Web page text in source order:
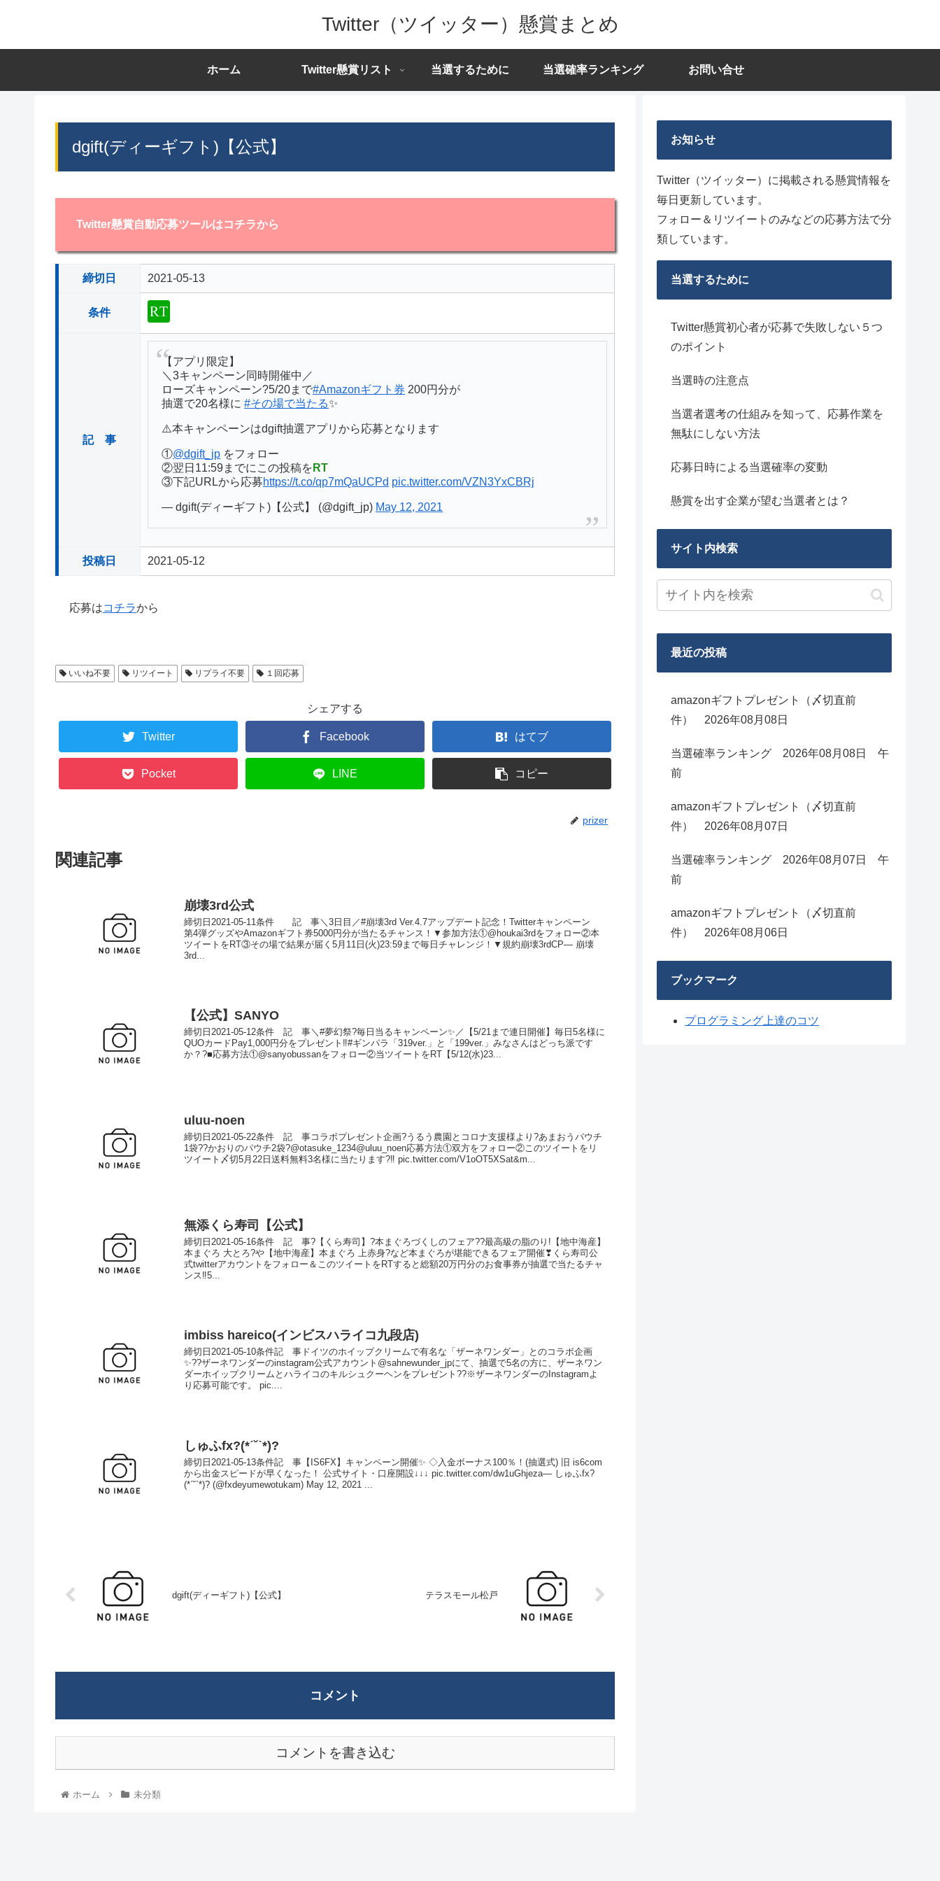
Twitter（ツイッター）懸賞まとめ
ホーム Twitter懸賞リスト 当選するために 当選確率ランキング お問い合せ
dgift(ディーギフト)【公式】
Twitter懸賞自動応募ツールはコチラから
締切日 2021-05-13
条件
記 事
【アプリ限定】
＼3キャンペーン同時開催中／
ローズキャンペーン?5/20まで#Amazonギフト券 200円分が
抽選で20名様に#その場で当たる✨
⚠️本キャンペーンはdgift抽選アプリから応募となります
①@dgift_jp をフォロー
②翌日11:59までにこの投稿を RT
③下記URLから応募https://t.co/qp7mQaUCPd pic.twitter.com/VZN3YxCBRj
— dgift(ディーギフト)【公式】 (@dgift_jp) May 12, 2021
投稿日 2021-05-12
応募はコチラから
いいね不要 リツイート リプライ不要 １回応募
シェアする
Twitter Facebook はてブ
Pocket LINE コピー
prizer
関連記事
崩壊3rd公式
締切日2021-05-11条件 記 事＼3日目／#崩壊3rd Ver.4.7アップデート記念！Twitterキャンペーン
第4弾グッズやAmazonギフト券5000円分が当たるチャンス！▼参加方法①@houkai3rdをフォロー②本
ツイートをRT③その場で結果が届く5月11日(火)23:59まで毎日チャレンジ！▼規約崩壊3rdCP— 崩壊
3rd...
【公式】SANYO
締切日2021-05-12条件 記 事＼#夢幻祭?毎日当るキャンペーン✨／【5/21まで連日開催】毎日5名様に
QUOカードPay1,000円分をプレゼント‼️#ギンパラ「319ver.」と「199ver.」みなさんはどっち派です
か？?■応募方法①@sanyobussanをフォロー②当ツイートをRT【5/12(水)23...
uluu-noen
締切日2021-05-22条件 記 事コラボプレゼント企画?うるう農園とコロナ支援様より?あまおうパウチ
1袋??かおりのパウチ2袋?@otasuke_1234@uluu_noen応募方法①双方をフォロー②このツイートをリ
ツイート〆切5月22日送料無料3名様に当たります?‼️ pic.twitter.com/V1oOT5XSat&m...
無添くら寿司【公式】
締切日2021-05-16条件 記 事?【くら寿司】?本まぐろづくしのフェア??最高級の脂のり!【地中海産】
本まぐろ 大とろ?や【地中海産】本まぐろ 上赤身?など本まぐろが堪能できるフェア開催❣くら寿司公
式twitterアカウントをフォロー＆このツイートをRTすると総額20万円分のお食事券が抽選で当たるチャ
ンス‼️5...
imbiss hareico(インビスハライコ九段店)
締切日2021-05-10条件記 事ドイツのホイップクリームで有名な「ザーネワンダー」とのコラボ企画
✨??ザーネワンダーのinstagram公式アカウント@sahnewunder_jpにて、抽選で5名の方に、ザーネワン
ダーホイップクリームとハライコのキルシュクーヘンをプレゼント??※ザーネワンダーのInstagramよ
り応募可能です。 pic....
しゅふfx?(*ˊ˘ˋ*)?
締切日2021-05-13条件記 事【IS6FX】キャンペーン開催✨ ◇入金ボーナス100％！(抽選式) 旧 is6com
から出金スピードが早くなった！ 公式サイト・口座開設↓↓↓ pic.twitter.com/dw1uGhjeza— しゅふfx?
(*ˊ˘ˋ*)? (@fxdeyumewotukam) May 12, 2021 ...
dgift(ディーギフト)【公式】 テラスモール松戸
コメント
コメントを書き込む
ホーム 未分類
お知らせ
Twitter（ツイッター）に掲載される懸賞情報を
毎日更新しています。
フォロー＆リツイートのみなどの応募方法で分
類しています。
当選するために
Twitter懸賞初心者が応募で失敗しない５つ
のポイント
当選時の注意点
当選者選考の仕組みを知って、応募作業を
無駄にしない方法
応募日時による当選確率の変動
懸賞を出す企業が望む当選者とは？
サイト内検索
最近の投稿
amazonギフトプレゼント（〆切直前
件） 2026年08月08日
当選確率ランキング 2026年08月08日 午
前
amazonギフトプレゼント（〆切直前
件） 2026年08月07日
当選確率ランキング 2026年08月07日 午
前
amazonギフトプレゼント（〆切直前
件） 2026年08月06日
ブックマーク
プログラミング上達のコツ